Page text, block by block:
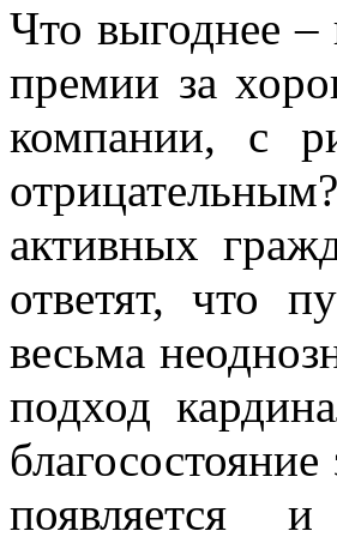
Что выгоднее –
премии за
компании, с
активных
ответят, что
весьма
подход
появляется